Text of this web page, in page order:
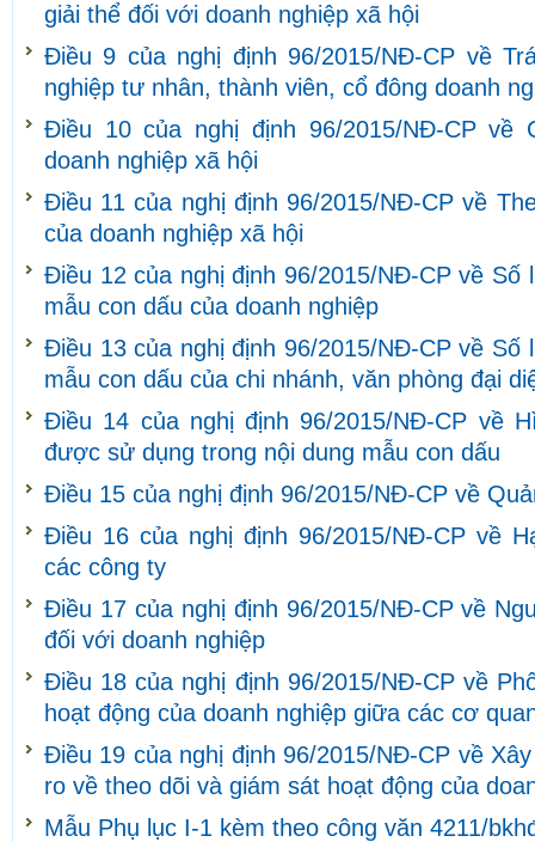
giải thể đối với doanh nghiệp xã hội
Điều 9 của nghị định 96/2015/NĐ-CP về
nghiệp tư nhân, thành viên, cổ đông doanh
Điều 10 của nghị định 96/2015/NĐ-CP về
doanh nghiệp xã hội
Điều 11 của nghị định 96/2015/NĐ-CP về
của doanh nghiệp xã hội
Điều 12 của nghị định 96/2015/NĐ-CP về
mẫu con dấu của doanh nghiệp
Điều 13 của nghị định 96/2015/NĐ-CP về
mẫu con dấu của chi nhánh, văn phòng đại
Điều 14 của nghị định 96/2015/NĐ-CP về
được sử dụng trong nội dung mẫu con dấu
Điều 15 của nghị định 96/2015/NĐ-CP về
Điều 16 của nghị định 96/2015/NĐ-CP về
các công ty
Điều 17 của nghị định 96/2015/NĐ-CP về
đối với doanh nghiệp
Điều 18 của nghị định 96/2015/NĐ-CP về
hoạt động của doanh nghiệp giữa các cơ
Điều 19 của nghị định 96/2015/NĐ-CP về
ro về theo dõi và giám sát hoạt động của
Mẫu Phụ lục I-1 kèm theo công văn 4211/